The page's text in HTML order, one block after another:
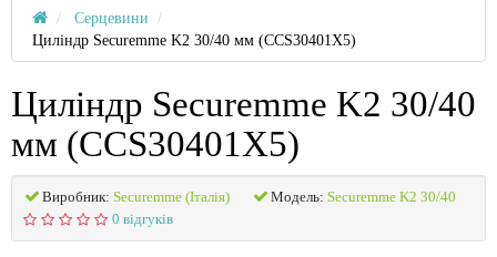
Серцевини
Циліндр Securemme K2 30/40 мм (CCS30401X5)
Циліндр Securemme K2 30/40
мм (CCS30401X5)
Виробник: Securemme (Італія) Модель: Securemme K2 30/40
0 відгуків